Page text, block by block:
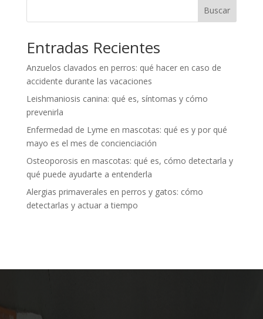
Buscar
Entradas Recientes
Anzuelos clavados en perros: qué hacer en caso de
accidente durante las vacaciones
Leishmaniosis canina: qué es, síntomas y cómo
prevenirla
Enfermedad de Lyme en mascotas: qué es y por qué
mayo es el mes de concienciación
Osteoporosis en mascotas: qué es, cómo detectarla y
qué puede ayudarte a entenderla
Alergias primaverales en perros y gatos: cómo
detectarlas y actuar a tiempo